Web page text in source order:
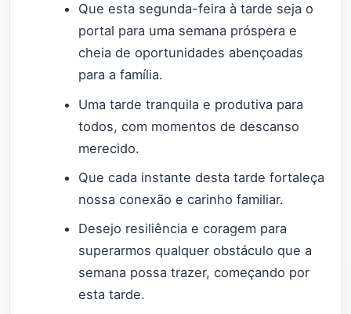
Que esta segunda-feira à tarde seja o
portal para uma semana próspera e
cheia de oportunidades abençoadas
para a família.
Uma tarde tranquila e produtiva para
todos, com momentos de descanso
merecido.
Que cada instante desta tarde fortaleça
nossa conexão e carinho familiar.
Desejo resiliência e coragem para
superarmos qualquer obstáculo que a
semana possa trazer, começando por
esta tarde.